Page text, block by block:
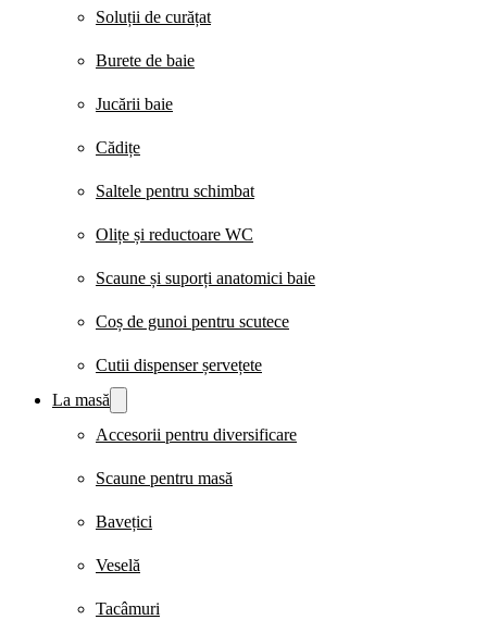
Soluții de curățat
Burete de baie
Jucării baie
Cădițe
Saltele pentru schimbat
Olițe și reductoare WC
Scaune și suporți anatomici baie
Coș de gunoi pentru scutece
Cutii dispenser șervețete
La masă
Accesorii pentru diversificare
Scaune pentru masă
Bavețici
Veselă
Tacâmuri